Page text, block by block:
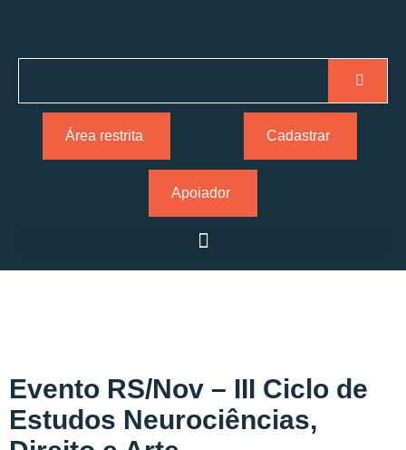
Área restrita Cadastrar
Apoiador
Evento RS/Nov – III Ciclo de
Estudos Neurociências,